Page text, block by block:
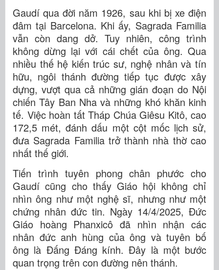
Gaudí qua đời năm 1926, sau khi bị xe điện
đâm tại Barcelona. Khi ấy, Sagrada Familia
vẫn còn dang dở. Tuy nhiên, công trình
không dừng lại với cái chết của ông. Qua
nhiều thế hệ kiến trúc sư, nghệ nhân và tín
hữu, ngôi thánh đường tiếp tục được xây
dựng, vượt qua cả những gián đoạn do Nội
chiến Tây Ban Nha và những khó khăn kinh
tế. Việc hoàn tất Tháp Chúa Giêsu Kitô, cao
172,5 mét, đánh dấu một cột mốc lịch sử,
đưa Sagrada Familia trở thành nhà thờ cao
nhất thế giới.
Tiến trình tuyên phong chân phước cho
Gaudí cũng cho thấy Giáo hội không chỉ
nhìn ông như một nghệ sĩ, nhưng như một
chứng nhân đức tin. Ngày 14/4/2025, Đức
Giáo hoàng Phanxicô đã nhìn nhận các
nhân đức anh hùng của ông và tuyên bố
ông là Đấng Đáng kính. Đây là một bước
quan trọng trên con đường nên thánh.